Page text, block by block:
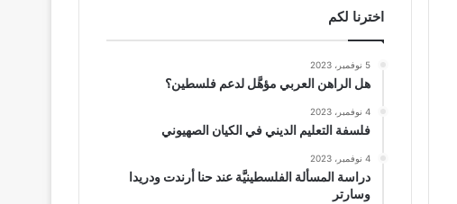
اخترنا لكم
5 نوفمبر، 2023
هل الراهن العربي مؤهَّل لدعم فلسطين؟
4 نوفمبر، 2023
فلسفة التعليم الديني في الكيان الصهيوني
4 نوفمبر، 2023
دراسة المسألة الفلسطينيَّة عند حنا أرندت ودريدا
وسارتر